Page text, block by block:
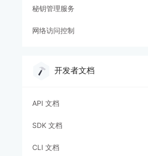
秘钥管理服务
网络访问控制
开发者文档
API 文档
SDK 文档
CLI 文档